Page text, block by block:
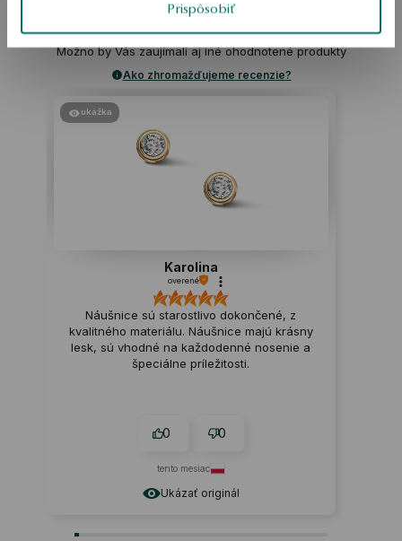
Prispôsobiť
Produkt nemá žiadne recenzie
Možno by Vás zaujímali aj iné ohodnotené produkty
Ako zhromažďujeme recenzie?
Ukázať originál
ukážka
Karolina
overené
Náušnice sú starostlivo dokončené, z
kvalitného materiálu. Náušnice majú krásny
lesk, sú vhodné na každodenné nosenie a
špeciálne príležitosti.
0 0
tento mesiac